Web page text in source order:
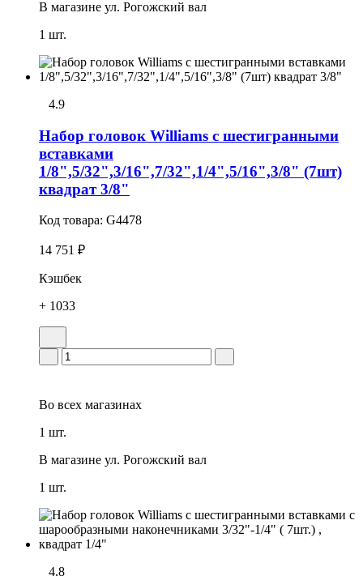
В магазине ул. Рогожский вал
1 шт.
4.9
Набор головок Williams с шестигранными
вставками
1/8",5/32",3/16",7/32",1/4",5/16",3/8" (7шт)
квадрат 3/8"
Код товара: G4478
14 751 ₽
Кэшбек
+ 1033
Во всех магазинах
1 шт.
В магазине ул. Рогожский вал
1 шт.
4.8